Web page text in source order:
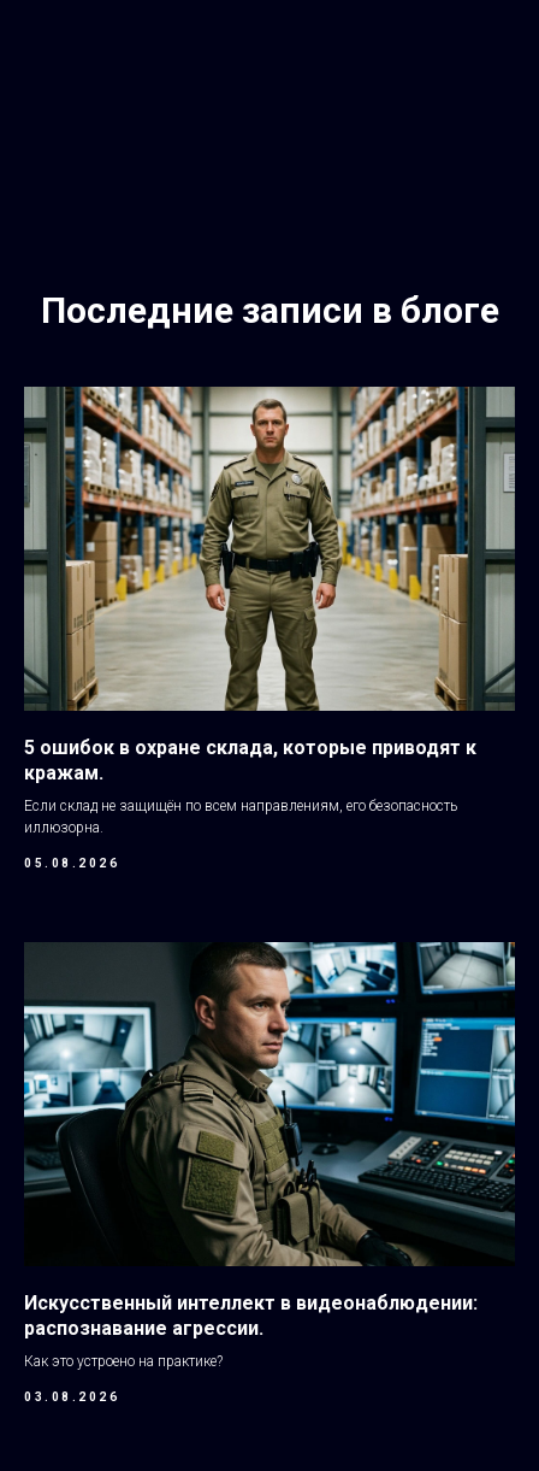
Последние записи в блоге
5 ошибок в охране склада, которые приводят к
кражам.
Если склад не защищён по всем направлениям, его безопасность
иллюзорна.
05.08.2026
Искусственный интеллект в видеонаблюдении:
распознавание агрессии.
Как это устроено на практике?
03.08.2026